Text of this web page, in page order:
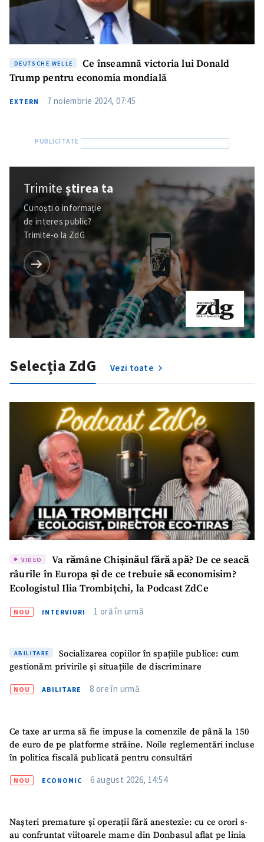
DEUTSCHE WELLE
Ce înseamnă victoria lui Donald
Trump pentru economia mondială
EXTERN 7 noiembrie 2024, 07:45
Trimiteștirea ta
Cunoști o informație
de interes public?
Trimite-o la ZdG
Selecția ZdG Vezi toate
VIDEO
Va rămâne Chișinăul fără apă? De ce seacă
râurile în Europa și de ce trebuie să economisim?
Ecologistul Ilia Trombițchi, la Podcast ZdCe
NOU INTERVIURI 1 oră în urmă
ABILITARE
Socializarea copiilor în spațiile publice: cum
gestionăm privirile și situațiile de discriminare
NOU ABILITARE 8 ore în urmă
Ce taxe ar urma să fie impuse la comenzile de până la 150
de euro de pe platforme străine. Noile reglementări incluse
în politica fiscală publicată pentru consultări
NOU ECONOMIC 6 august 2026, 14:54
Nașteri premature și operații fără anestezie: cu ce orori s-
au confruntat viitoarele mame din Donbasul aflat pe linia